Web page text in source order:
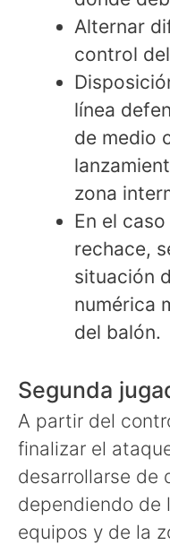
Alternar
control
línea
de medio
zona
En el
rechace,
situación
numérica
del balón.
Segunda
A partir del
finalizar el
desarrollarse de
dependiendo de
equipos y de la